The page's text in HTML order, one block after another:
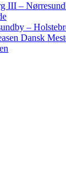
III –
–
Dansk